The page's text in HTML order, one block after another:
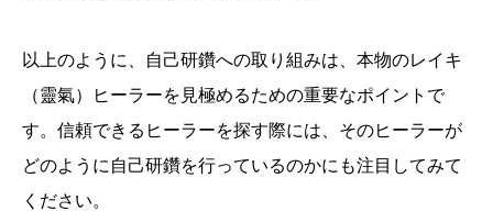
以上のように、自己研鑽への取り組みは、本物のレイキ
（靈氣）ヒーラーを見極めるための重要なポイントで
す。信頼できるヒーラーを探す際には、そのヒーラーが
どのように自己研鑽を行っているのかにも注目してみて
ください。